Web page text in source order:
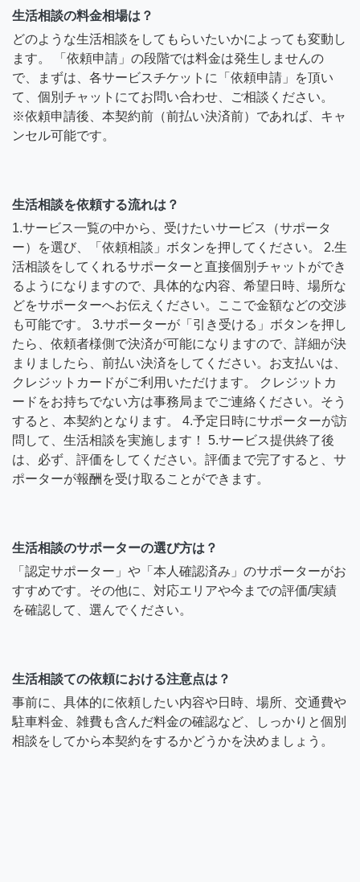
生活相談の料金相場は？
どのような生活相談をしてもらいたいかによっても変動し
ます。 「依頼申請」の段階では料金は発生しませんの
で、まずは、各サービスチケットに「依頼申請」を頂い
て、個別チャットにてお問い合わせ、ご相談ください。
※依頼申請後、本契約前（前払い決済前）であれば、キャ
ンセル可能です。
生活相談を依頼する流れは？
1.サービス一覧の中から、受けたいサービス（サポータ
ー）を選び、「依頼相談」ボタンを押してください。 2.生
活相談をしてくれるサポーターと直接個別チャットができ
るようになりますので、具体的な内容、希望日時、場所な
どをサポーターへお伝えください。ここで金額などの交渉
も可能です。 3.サポーターが「引き受ける」ボタンを押し
たら、依頼者様側で決済が可能になりますので、詳細が決
まりましたら、前払い決済をしてください。お支払いは、
クレジットカードがご利用いただけます。 クレジットカ
ードをお持ちでない方は事務局までご連絡ください。そう
すると、本契約となります。 4.予定日時にサポーターが訪
問して、生活相談を実施します！ 5.サービス提供終了後
は、必ず、評価をしてください。評価まで完了すると、サ
ポーターが報酬を受け取ることができます。
生活相談のサポーターの選び方は？
「認定サポーター」や「本人確認済み」のサポーターがお
すすめです。その他に、対応エリアや今までの評価/実績
を確認して、選んでください。
生活相談ての依頼における注意点は？
事前に、具体的に依頼したい内容や日時、場所、交通費や
駐車料金、雑費も含んだ料金の確認など、しっかりと個別
相談をしてから本契約をするかどうかを決めましょう。